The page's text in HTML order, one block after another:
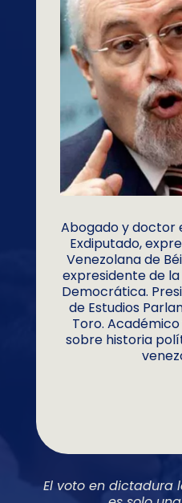
Abogado y doctor
Exdiputado,
Venezolana de
expresidente de
Democrática.
de Estudios
Toro.
sobre historia
El voto en dictadura